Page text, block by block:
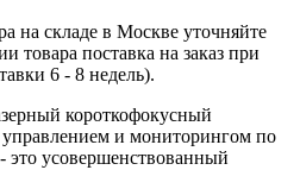
на складе в Москве уточняйте
товара поставка на заказ при
6 - 8 недель).
короткофокусный
управлением и мониторингом по
это усовершенствованный